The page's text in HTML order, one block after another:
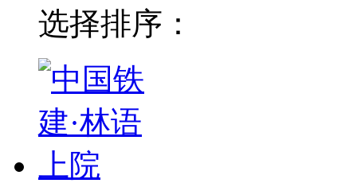
选择排序：